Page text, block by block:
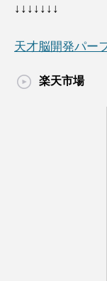
↓↓↓↓↓↓↓
天才脳開発パー
楽天市場